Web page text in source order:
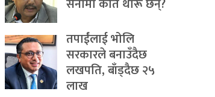
सेनामा कति थारू छन्?
तपाईंलाई भोलि
सरकारले बनाउँदैछ
लखपति, बाँड्दैछ २५
लाख